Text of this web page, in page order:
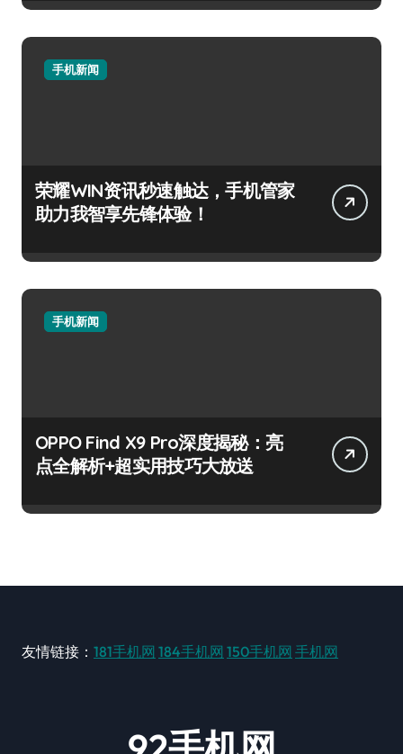
手机新闻
荣耀WIN资讯秒速触达，手机管家
助力我智享先锋体验！
手机新闻
OPPO Find X9 Pro深度揭秘：亮
点全解析+超实用技巧大放送
友情链接： 181手机网 184手机网 150手机网 手机网